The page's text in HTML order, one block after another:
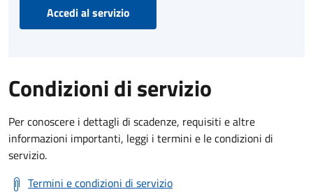
Accedi al servizio
Condizioni di servizio
Per conoscere i dettagli di scadenze, requisiti e altre
informazioni importanti, leggi i termini e le condizioni di
servizio.
Termini e condizioni di servizio